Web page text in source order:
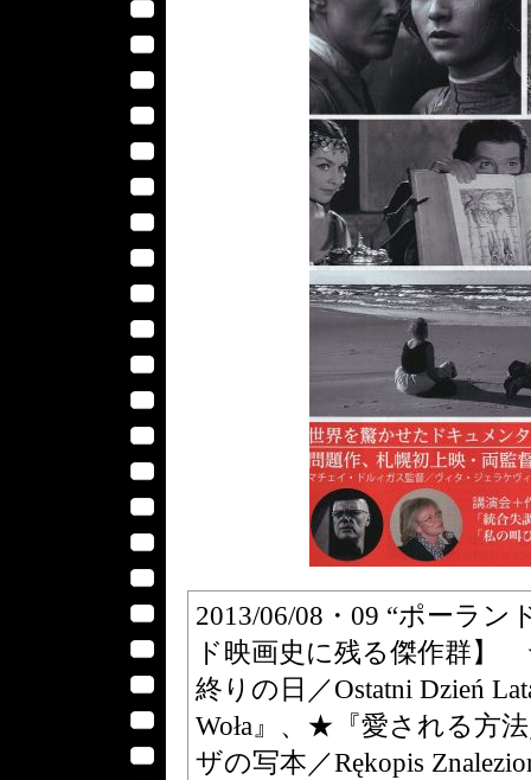
2013/06/08・09 “ポーラ
ド映画史に残る傑作群
終りの日／Ostatni Dzień
Woła』、★『愛される方
ザの写本／Rękopis